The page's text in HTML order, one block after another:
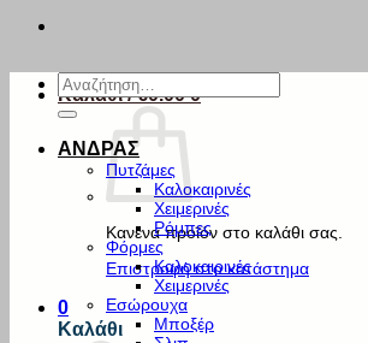
Καλάθι /€0.00 0
Κανένα προϊόν στο καλάθι σας.
Επιστροφή στο κατάστημα
0
Καλάθι
Αναζήτηση
για:
ΑΝΔΡΑΣ
Πυτζάμες
Καλοκαιρινές
Χειμερινές
Ρόμπες
Φόρμες
Καλοκαιρινές
Χειμερινές
Εσώρουχα
Μποξέρ